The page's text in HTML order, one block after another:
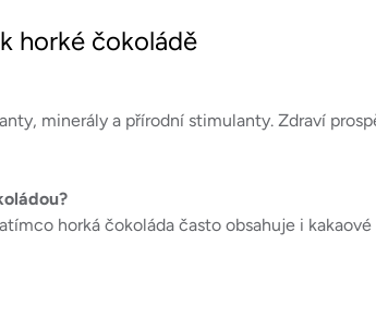
horké čokoládě
minerály a přírodní stimulanty. Zdraví
horká čokoláda často obsahuje i